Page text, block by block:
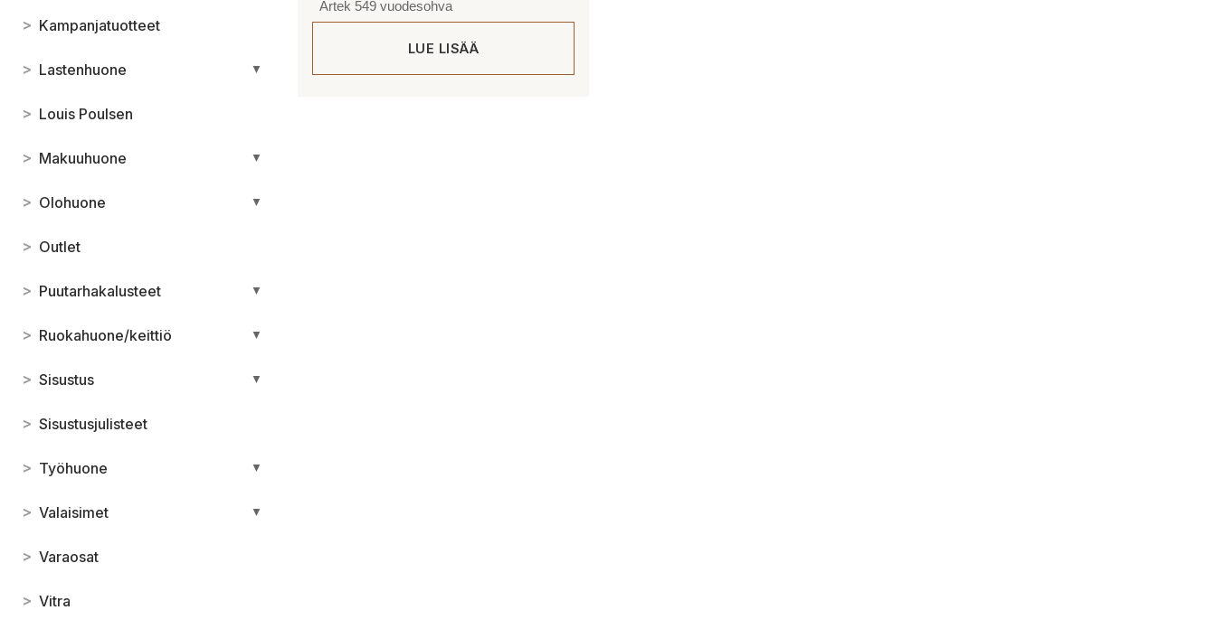
> Kampanjatuotteet
> Lastenhuone ▼
> Louis Poulsen
> Makuuhuone ▼
> Olohuone ▼
> Outlet
> Puutarhakalusteet ▼
> Ruokahuone/keittiö ▼
> Sisustus ▼
> Sisustusjulisteet
> Työhuone ▼
> Valaisimet ▼
> Varaosat
> Vitra
Artek 549 vuodesohva
LUE LISÄÄ